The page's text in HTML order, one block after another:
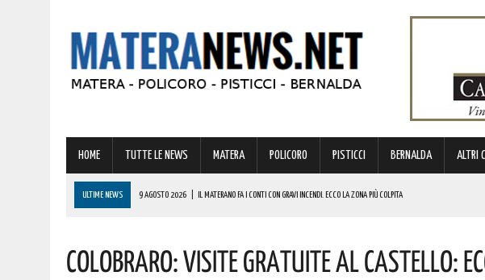
HOME TUTTE LE NEWS MATERA POLICORO PISTICCI BERNALDA ALTRI
ULTIME NEWS 9 AGOSTO 2026 IL MATERANO FA I CONTI CON GRAVI INCENDI. ECCO LA ZONA PIÙ COLPITA
9 AGOSTO 2026 | MONDI LUCANI, PREMIATE MOLTE GRANDI PERSONALITÀ DEL MATERANO: TUTTE METTERANNO A DISPOSIZIONE DEL
Colobraro: Visite Gratuite Al Castello: